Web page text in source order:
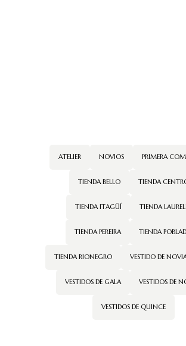
ATELIER NOVIOS PRIMERA
TIENDA BELLO TIENDA
TIENDA ITAGÜÍ TIENDA
TIENDA PEREIRA TIENDA
TIENDA RIONEGRO VESTIDO DE
VESTIDOS DE GALA VESTIDOS DE
VESTIDOS DE QUINCE